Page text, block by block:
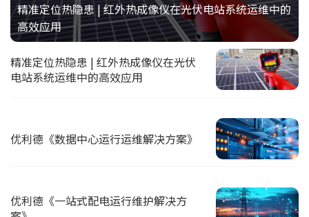
精准定位热隐患 | 红外热成像仪在光伏电站系统运维中的
高效应用
精准定位热隐患 | 红外热成像仪在光伏
电站系统运维中的高效应用
优利德《数据中心运行运维解决方案》
优利德《一站式配电运行维护解决方